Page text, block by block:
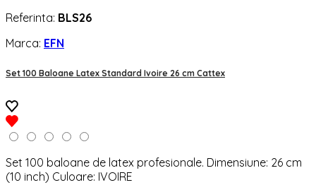
Referinta: BLS26
Marca: EFN
Set 100 Baloane Latex Standard Ivoire 26 cm Cattex
Set 100 baloane de latex profesionale. Dimensiune: 26 cm
(10 inch) Culoare: IVOIRE